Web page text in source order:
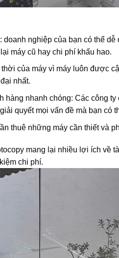
doanh nghiệp của bạn có thể
máy cũ hay chi phí khấu hao.
của máy vì máy luôn được
nhất.
hàng nhanh chóng: Các công
quyết mọi vấn đề mà bạn có
thuê những máy cần thiết và
mang lại nhiều lợi ích về
chi phí.